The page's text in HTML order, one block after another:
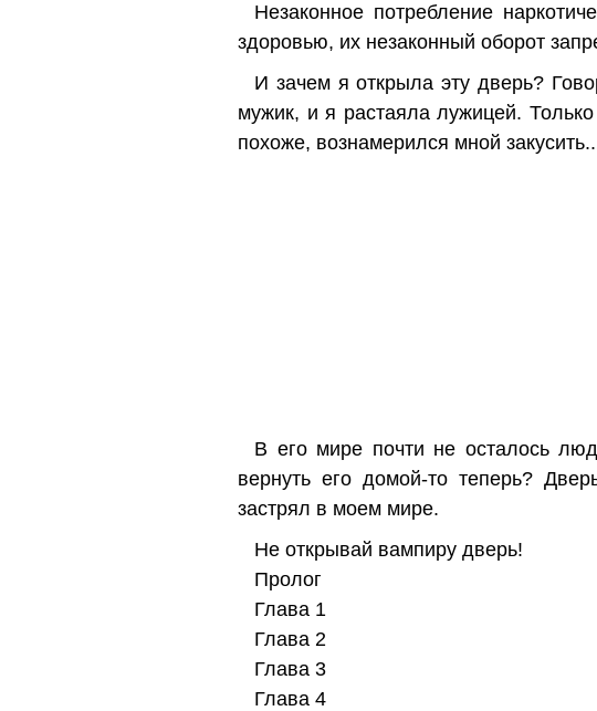
Незаконное потребление
здоровью, их незаконный оборот
И зачем я открыла эту дверь?
мужик, и я растаяла лужицей.
похоже, вознамерился мной
В его мире почти не осталось
вернуть его домой-то теперь?
застрял в моем мире.
Не открывай вампиру дверь!
Пролог
Глава 1
Глава 2
Глава 3
Глава 4